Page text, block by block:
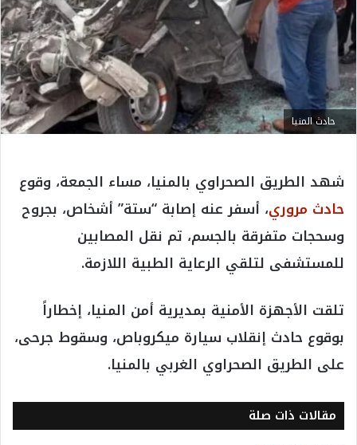
حادث المنيا
شهد الطريق الصحراوي بالمنيا، مساء الجمعة، وقوع
حادث مروري، أسفر عنه إصابة “ستة” أشخاص، بجروح
وسحجات متفرقة بالجسم، تم نقل المصابين
للمستشفى لتلقي الرعاية الطبية اللازمة.
تلقت الأجهزة الأمنية بمديرية أمن المنيا، إخطاراً
بوقوع حادث إنقلاب سيارة ميكروباص، وسقوط جرحى،
على الطريق الصحراوي الغربي بالمنيا.
مقالات ذات صلة